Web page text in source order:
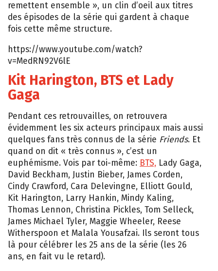
remettent ensemble », un clin d’oeil aux titres
des épisodes de la série qui gardent à chaque
fois cette même structure.
https://www.youtube.com/watch?
v=MedRN92V6lE
Kit Harington, BTS et Lady
Gaga
Pendant ces retrouvailles, on retrouvera
évidemment les six acteurs principaux mais aussi
quelques fans très connus de la série Friends. Et
quand on dit « très connus », c’est un
euphémisme. Vois par toi-même: BTS, Lady Gaga,
David Beckham, Justin Bieber, James Corden,
Cindy Crawford, Cara Delevingne, Elliott Gould,
Kit Harington, Larry Hankin, Mindy Kaling,
Thomas Lennon, Christina Pickles, Tom Selleck,
James Michael Tyler, Maggie Wheeler, Reese
Witherspoon et Malala Yousafzai. Ils seront tous
là pour célébrer les 25 ans de la série (les 26
ans, en fait vu le retard).